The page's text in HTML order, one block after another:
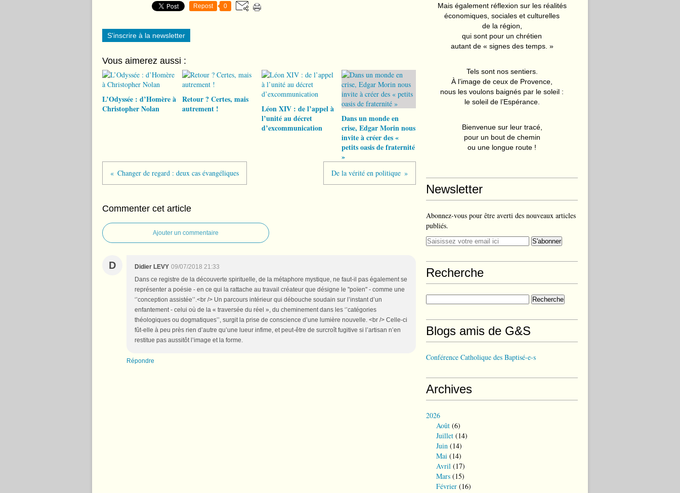
Repost 0
S'inscrire à la newsletter
Vous aimerez aussi :
L’Odyssée : d’Homère à
Christopher Nolan
Retour ? Certes, mais
autrement !
Léon XIV : de l’appel à
l’unité au décret
d’excommunication
Dans un monde en
crise, Edgar Morin nous
invite à créer des «
petits oasis de fraternité
»
Changer de regard : deux cas évangéliques De la vérité en politique
Commenter cet article
Ajouter un commentaire
D Didier LEVY 09/07/2018 21:33
Dans ce registre de la découverte spirituelle, de la métaphore mystique, ne faut-il pas également se
représenter a poésie - en ce qui la rattache au travail créateur que désigne le "poïen" - comme une
‘’conception assistée’’.<br /> Un parcours intérieur qui débouche soudain sur l’instant d’un
enfantement - celui où de la « traversée du réel », du cheminement dans les ‘’catégories
théologiques ou dogmatiques’’, surgit la prise de conscience d’une lumière nouvelle. <br /> Celle-ci
fût-elle à peu près rien d’autre qu’une lueur infime, et peut-être de surcroît fugitive si l’artisan n’en
restitue pas aussitôt l’image et la forme.
Répondre
Mais également réflexion sur les réalités
économiques, sociales et culturelles
de la région,
qui sont pour un chrétien
autant de « signes des temps. »
Tels sont nos sentiers.
À l’image de ceux de Provence,
nous les voulons baignés par le soleil :
le soleil de l’Espérance.
Bienvenue sur leur tracé,
pour un bout de chemin
ou une longue route !
Newsletter
Abonnez-vous pour être averti des nouveaux articles
publiés.
Recherche
Blogs amis de G&S
Conférence Catholique des Baptisé-e-s
Archives
2026
Août (6)
Juillet (14)
Juin (14)
Mai (14)
Avril (17)
Mars (15)
Février (16)